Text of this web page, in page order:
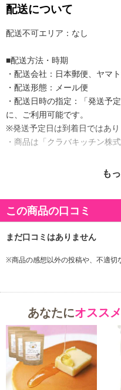
配送について
配送不可エリア：なし
■配送方法・時期
・配送会社：日本郵便、ヤマ
・配送形態：メール便
・配送日時の指定：「発送予
に、ご利用可能です。
※発送予定日は到着日ではあり
・商品は「クラバキッチン株
「新潟県産の米粉」、低GIの
グルテンフリーなので、気に
めです。
ホットケーキだけでなく、ド
※ココナッツシュガーとココ
しています。
も
この商品の口コミ
※商品の感想以外の投稿や、不適切
あなたにオスス